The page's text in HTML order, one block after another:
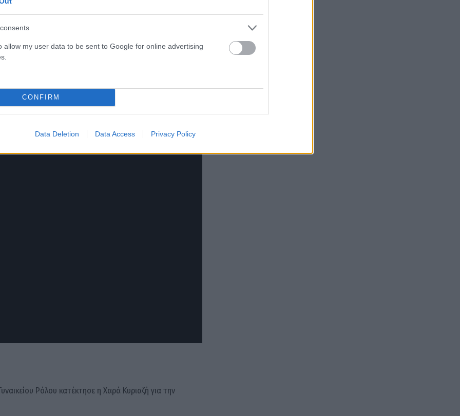
allow my user data to be sent to Google for online advertising
CONFIRM
Data Deletion Data Access Privacy Policy
που άφησε πίσω της.
Στέργιου Ντινόπουλου ξεχώρισε επίσης στη φετινή
και τις queer σχέσεις στην ελληνική επαρχία,
Σκηνοθέτη.
Ρόλου κατέκτησε η Χαρά Κυριαζή για την